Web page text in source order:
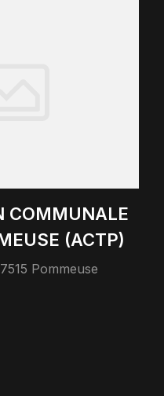
COMMUNALE
(ACTP)
Pommeuse